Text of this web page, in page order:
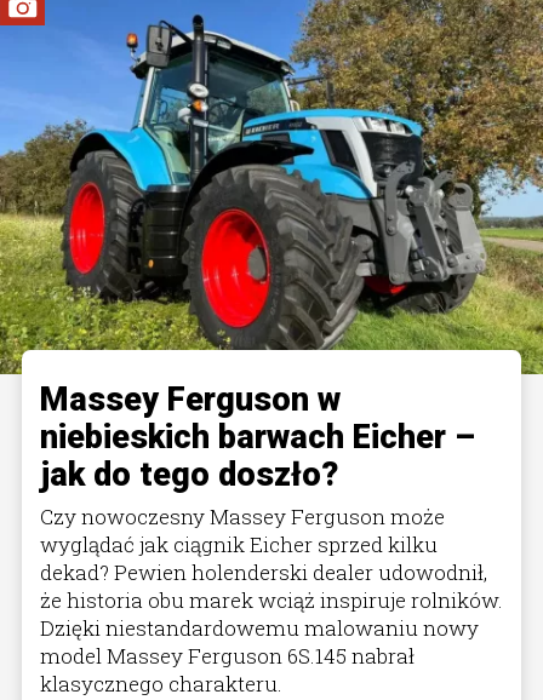
Massey Ferguson w
niebieskich barwach Eicher –
jak do tego doszło?
Czy nowoczesny Massey Ferguson może
wyglądać jak ciągnik Eicher sprzed kilku
dekad? Pewien holenderski dealer udowodnił,
że historia obu marek wciąż inspiruje rolników.
Dzięki niestandardowemu malowaniu nowy
model Massey Ferguson 6S.145 nabrał
klasycznego charakteru.